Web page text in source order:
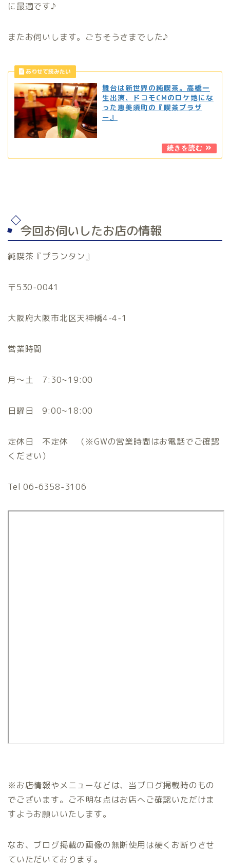
に最適です♪
またお伺いします。ごちそうさまでした♪
舞台は新世界の純喫茶。高橋一
生出演、ドコモCMのロケ地にな
った恵美須町の『喫茶ブラザ
ー』
今回お伺いしたお店の情報
純喫茶『プランタン』
〒530-0041
大阪府大阪市北区天神橋4-4-1
営業時間
月〜土 7:30~19:00
日曜日 9:00~18:00
定休日 不定休 （※GWの営業時間はお電話でご確認
ください）
Tel 06-6358-3106
※お店情報やメニューなどは、当ブログ掲載時のもの
でございます。ご不明な点はお店へご確認いただけま
すようお願いいたします。
なお、ブログ掲載の画像の無断使用は硬くお断りさせ
ていただいております。